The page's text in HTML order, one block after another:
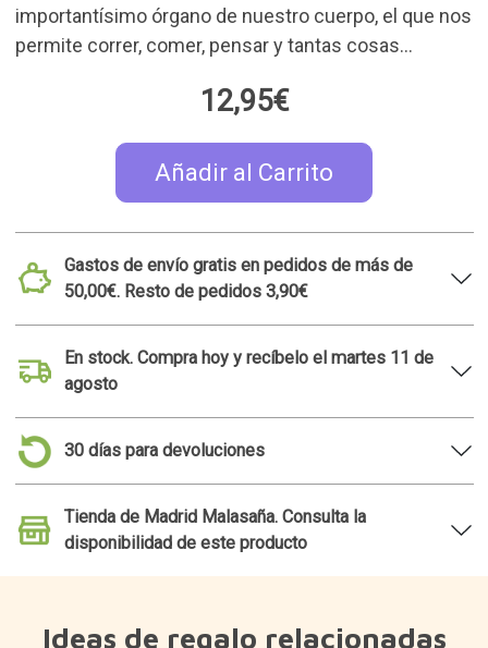
Demuestra lo que le quieres achuchando a este
importantísimo órgano de nuestro cuerpo, el que nos
Añadir al Carrito
Gastos de envío gratis en pedidos de más de
50,00€. Resto de pedidos 3,90€
En stock. Compra hoy y recíbelo el martes 11 de
agosto
30 días para devoluciones
Tienda de Madrid Malasaña. Consulta la
disponibilidad de este producto